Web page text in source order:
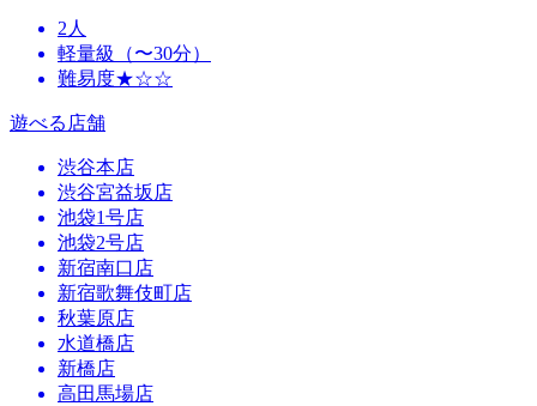
2人
軽量級（〜30分）
難易度★☆☆
遊べる店舗
渋谷本店
渋谷宮益坂店
池袋1号店
池袋2号店
新宿南口店
新宿歌舞伎町店
秋葉原店
水道橋店
新橋店
高田馬場店